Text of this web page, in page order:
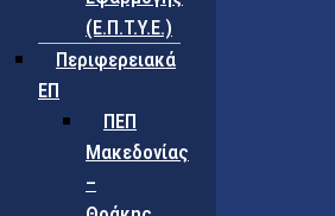
(Ε.Π.Τ.Υ.Ε.)
Περιφερειακά
ΕΠ
ΠΕΠ
Μακεδονίας
–